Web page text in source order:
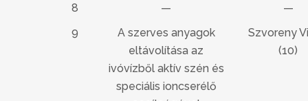
8
—
—
9
A szerves anyagok
eltávolítása az
ivóvízből aktív szén és
speciális ioncserélő
Szvoreny
(10)